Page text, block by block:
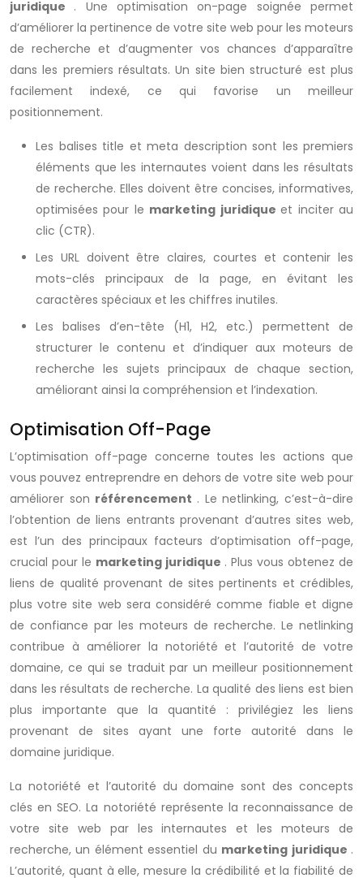
juridique . Une optimisation on-page soignée permet
d’améliorer la pertinence de votre site web pour les moteurs
de recherche et d’augmenter vos chances d’apparaître
dans les premiers résultats. Un site bien structuré est plus
facilement indexé, ce qui favorise un meilleur
positionnement.
Les balises title et meta description sont les premiers
éléments que les internautes voient dans les résultats
de recherche. Elles doivent être concises, informatives,
optimisées pour le marketing juridiqueet inciter au
clic (CTR).
Les URL doivent être claires, courtes et contenir les
mots-clés principaux de la page, en évitant les
caractères spéciaux et les chiffres inutiles.
Les balises d’en-tête (H1, H2, etc.) permettent de
structurer le contenu et d’indiquer aux moteurs de
recherche les sujets principaux de chaque section,
améliorant ainsi la compréhension et l’indexation.
Optimisation Off-Page
L’optimisation off-page concerne toutes les actions que
vous pouvez entreprendre en dehors de votre site web pour
améliorer son référencement . Le netlinking, c’est-à-dire
l’obtention de liens entrants provenant d’autres sites web,
est l’un des principaux facteurs d’optimisation off-page,
crucial pour le marketing juridique . Plus vous obtenez de
liens de qualité provenant de sites pertinents et crédibles,
plus votre site web sera considéré comme fiable et digne
de confiance par les moteurs de recherche. Le netlinking
contribue à améliorer la notoriété et l’autorité de votre
domaine, ce qui se traduit par un meilleur positionnement
dans les résultats de recherche. La qualité des liens est bien
plus importante que la quantité : privilégiez les liens
provenant de sites ayant une forte autorité dans le
domaine juridique.
La notoriété et l’autorité du domaine sont des concepts
clés en SEO. La notoriété représente la reconnaissance de
votre site web par les internautes et les moteurs de
recherche, un élément essentiel du marketing juridique .
L’autorité, quant à elle, mesure la crédibilité et la fiabilité de